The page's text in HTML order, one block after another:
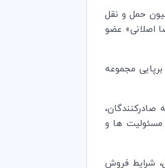
دبیر کمیسیون حمل و نقل
اصلانی» عضو
مجموعه
مسئولیت ها و
شرایط فروش